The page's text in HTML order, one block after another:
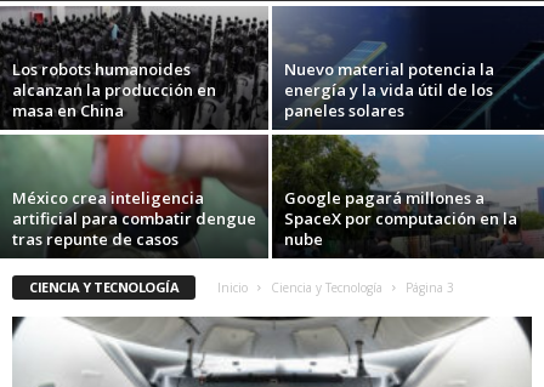
Los robots humanoides
alcanzan la producción en
masa en China
Nuevo material potencia la
energía y la vida útil de los
paneles solares
México crea inteligencia
artificial para combatir dengue
tras repunte de casos
Google pagará millones a
SpaceX por computación en la
nube
CIENCIA Y TECNOLOGÍA Inicio Ciencia y Tecnología Página 3